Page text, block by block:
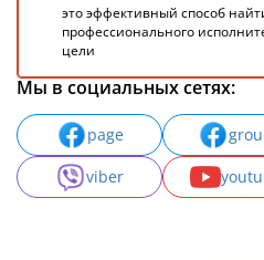
это эффективный способ
профессионального
цели
Мы в социальных сетях:
page
viber